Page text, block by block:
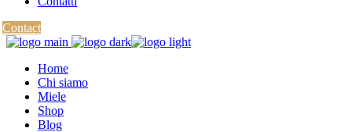
Contact
Home
Chi siamo
Miele
Shop
Blog